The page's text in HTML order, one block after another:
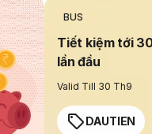
BUS
Tiết kiệm tới
lần đầu
Valid Till 30 Th9
DAUTIEN